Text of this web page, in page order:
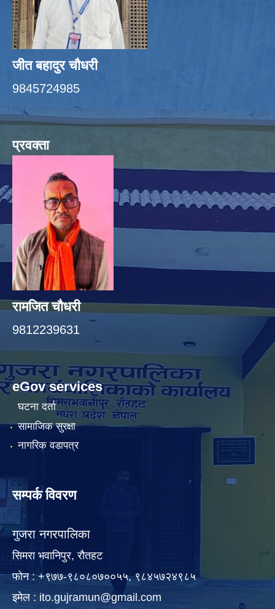
जीत बहादुर चाैधरी
9845724985
प्रवक्ता
रामजित चौधरी
9812239631
eGov services
घटना दर्ता
सामाजिक सुरक्षा
नागरिक वडापत्र
सम्पर्क विवरण
गुजरा नगरपालिका
सिमरा भवानिपुर, राैतहट
फाेन : +९७७-९८०८०७००५५, ९८४५७२४९८५
इमेल : ito.gujramun@gmail.com